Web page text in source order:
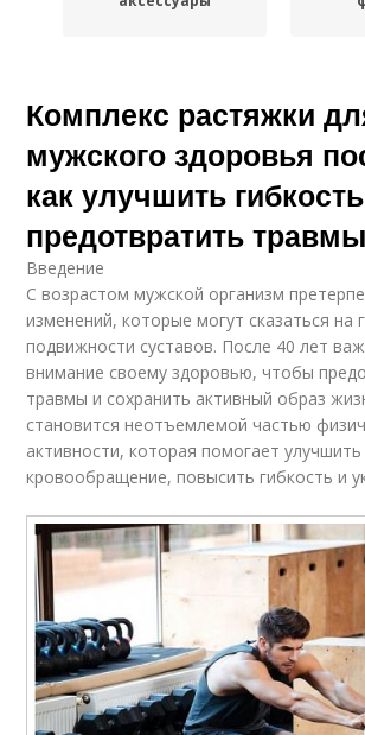
Комплекс растяжки
мужского здоровья
как улучшить
предотвратить травмы
Введение
С возрастом мужской организм
изменений, которые могут сказаться на
подвижности суставов. После 40 лет
внимание своему здоровью, чтобы
травмы и сохранить активный образ
становится неотъемлемой частью
активности, которая помогает улучшить
кровообращение, повысить гибкость и